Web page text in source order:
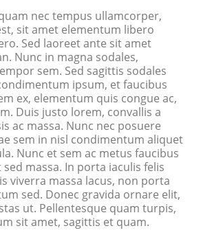
nec tempus ullamcorper,
sit amet elementum libero
Sed laoreet ante sit amet
Nunc in magna sodales,
sem. Sed sagittis sodales
ipsum, et faucibus
ex, elementum quis congue ac,
Duis justo lorem, convallis a
ac massa. Nunc nec posuere
sem in nisl condimentum aliquet
Nunc et sem ac metus faucibus
massa. In porta iaculis felis
viverra massa lacus, non porta
sed. Donec gravida ornare elit,
ut. Pellentesque quam turpis,
sit amet, sagittis et quam.